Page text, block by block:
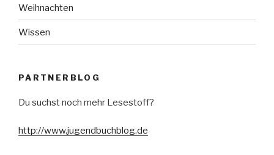
Weihnachten
Wissen
PARTNERBLOG
Du suchst noch mehr Lesestoff?
http://www.jugendbuchblog.de